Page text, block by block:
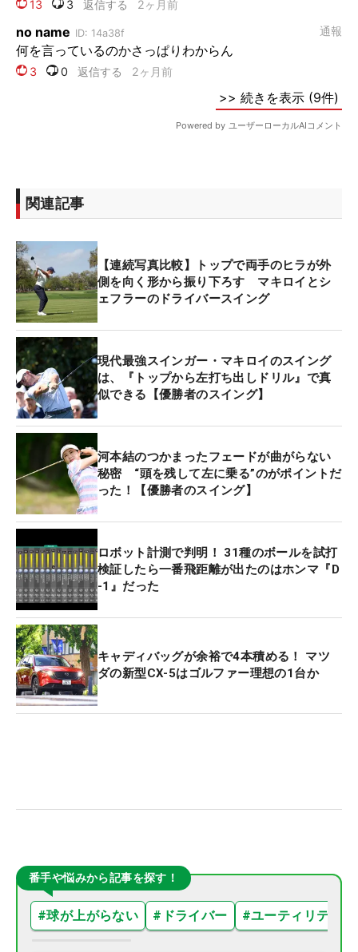
関連記事
【連続写真比較】トップで両手のヒラが外
側を向く形から振り下ろす マキロイとシ
ェフラーのドライバースイング
現代最強スインガー・マキロイのスイング
は、『トップから左打ち出しドリル』で真
似できる【優勝者のスイング】
河本結のつかまったフェードが曲がらない
秘密 “頭を残して左に乗る”のがポイントだ
った！【優勝者のスイング】
ロボット計測で判明！ 31種のボールを試打
検証したら一番飛距離が出たのはホンマ『D
-1』だった
キャディバッグが余裕で4本積める！ マツ
ダの新型CX-5はゴルファー理想の1台か
番手や悩みから記事を探す！
#球が上がらない # ドライバー #ユーティリティ